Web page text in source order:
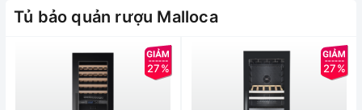
Tủ bảo quản rượu Malloca
27% 27%